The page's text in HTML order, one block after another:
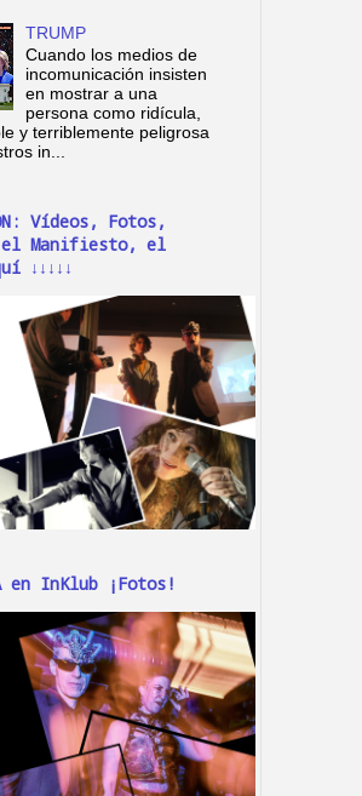
TRUMP
Cuando los medios de
incomunicación insisten
en mostrar a una
persona como ridícula,
y terriblemente peligrosa
in...
Vídeos, Fotos,
Manifiesto, el
↓↓↓↓↓
en InKlub ¡Fotos!